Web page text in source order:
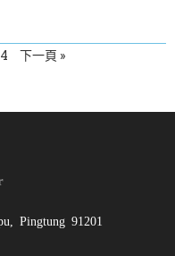
4 下一頁 »
Pingtung 91201